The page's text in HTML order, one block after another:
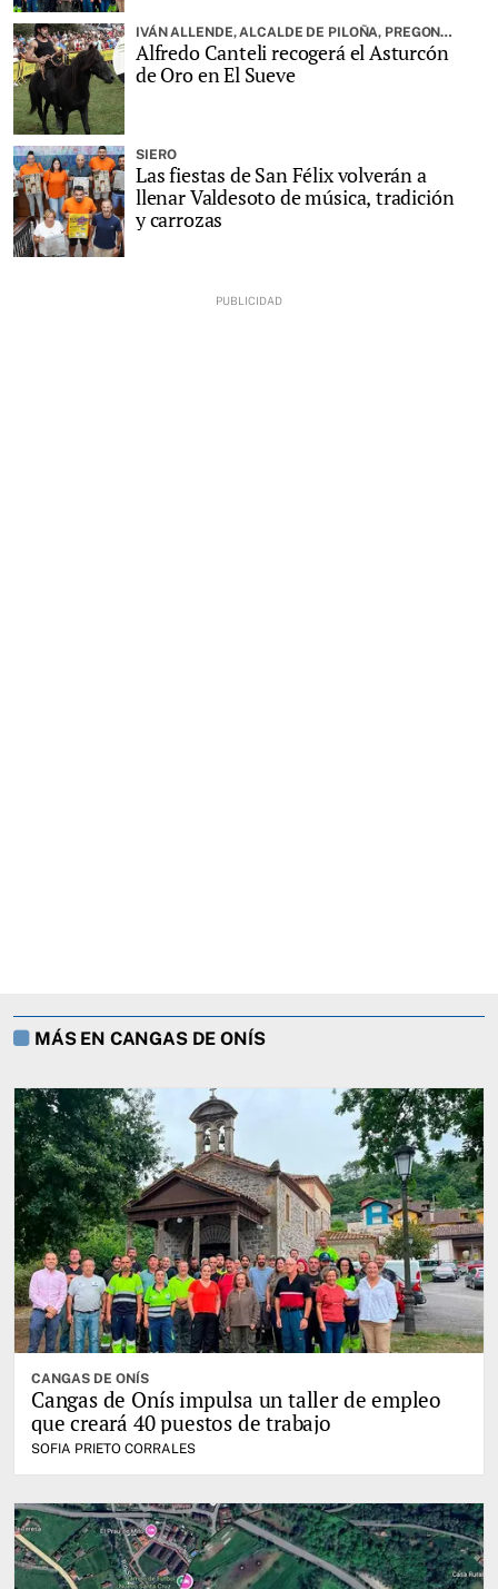
IVÁN ALLENDE, ALCALDE DE PILOÑA, PREGONARÁ LA FIESTA
Alfredo Canteli recogerá el Asturcón
de Oro en El Sueve
SIERO
Las fiestas de San Félix volverán a
llenar Valdesoto de música, tradición
y carrozas
MÁS EN CANGAS DE ONÍS
CANGAS DE ONÍS
Cangas de Onís impulsa un taller de empleo
que creará 40 puestos de trabajo
SOFIA PRIETO CORRALES